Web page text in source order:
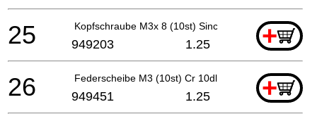
Kopfschraube M3x 8 (10st) Since 9.2012 For Europe
+
25 949203 1.25
Federscheibe M3 (10st) Cr 10dl Since 9.2012 For E
+
26 949451 1.25